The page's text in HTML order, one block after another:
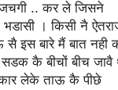
.. कर ले जिसने
। किसी नै
सै इस बारे मैं बात नही
कै बीचों बीच जावै
लेके ताऊ कै पीछे